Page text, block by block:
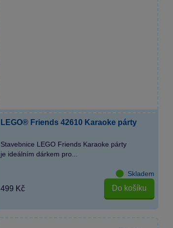
LEGO® Friends 42610 Karaoke párty
Stavebnice LEGO Friends Karaoke párty
je ideálním dárkem pro...
Skladem
499 Kč Do košíku